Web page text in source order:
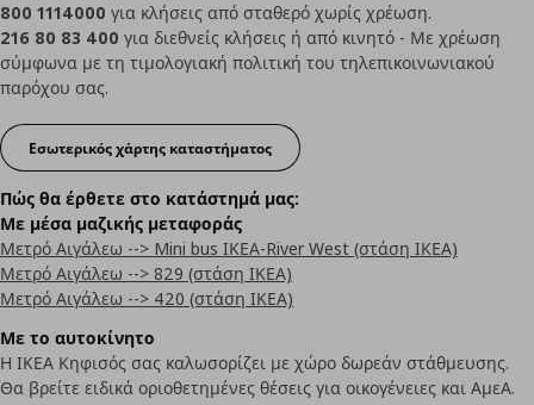
800 1114000 για κλήσεις από σταθερό χωρίς χρέωση.
216 80 83 400 για διεθνείς κλήσεις ή από κινητό - Με χρέωση
σύμφωνα με τη τιμολογιακή πολιτική του τηλεπικοινωνιακού
παρόχου σας.
Εσωτερικός χάρτης καταστήματος
Πώς θα έρθετε στο κατάστημά μας:
Με μέσα μαζικής μεταφοράς
Μετρό Αιγάλεω --> Mini bus ΙΚΕΑ-River West (στάση ΙΚΕΑ)
Μετρό Αιγάλεω --> 829 (στάση ΙΚΕΑ)
Μετρό Αιγάλεω --> 420 (στάση ΙΚΕΑ)
Με το αυτοκίνητο
Η ΙΚΕΑ Κηφισός σας καλωσορίζει με χώρο δωρεάν στάθμευσης.
Θα βρείτε ειδικά οριοθετημένες θέσεις για οικογένειες και ΑμεΑ.